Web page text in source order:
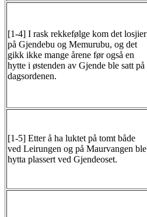
[1-4] I rask rekkefølge kom det losjier
på Gjendebu og Memurubu, og det
gikk ikke mange årene før også en
hytte i østenden av Gjende ble satt på
dagsordenen.
[1-5] Etter å ha luktet på tomt både
ved Leirungen og på Maurvangen ble
hytta plassert ved Gjendeoset.